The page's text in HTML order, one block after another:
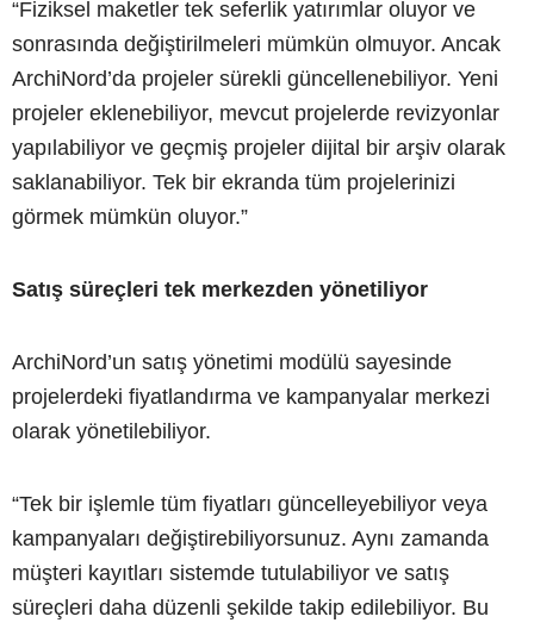
“Fiziksel maketler tek seferlik yatırımlar oluyor ve
sonrasında değiştirilmeleri mümkün olmuyor. Ancak
ArchiNord’da projeler sürekli güncellenebiliyor. Yeni
projeler eklenebiliyor, mevcut projelerde revizyonlar
yapılabiliyor ve geçmiş projeler dijital bir arşiv olarak
saklanabiliyor. Tek bir ekranda tüm projelerinizi
görmek mümkün oluyor.”
Satış süreçleri tek merkezden yönetiliyor
ArchiNord’un satış yönetimi modülü sayesinde
projelerdeki fiyatlandırma ve kampanyalar merkezi
olarak yönetilebiliyor.
“Tek bir işlemle tüm fiyatları güncelleyebiliyor veya
kampanyaları değiştirebiliyorsunuz. Aynı zamanda
müşteri kayıtları sistemde tutulabiliyor ve satış
süreçleri daha düzenli şekilde takip edilebiliyor. Bu